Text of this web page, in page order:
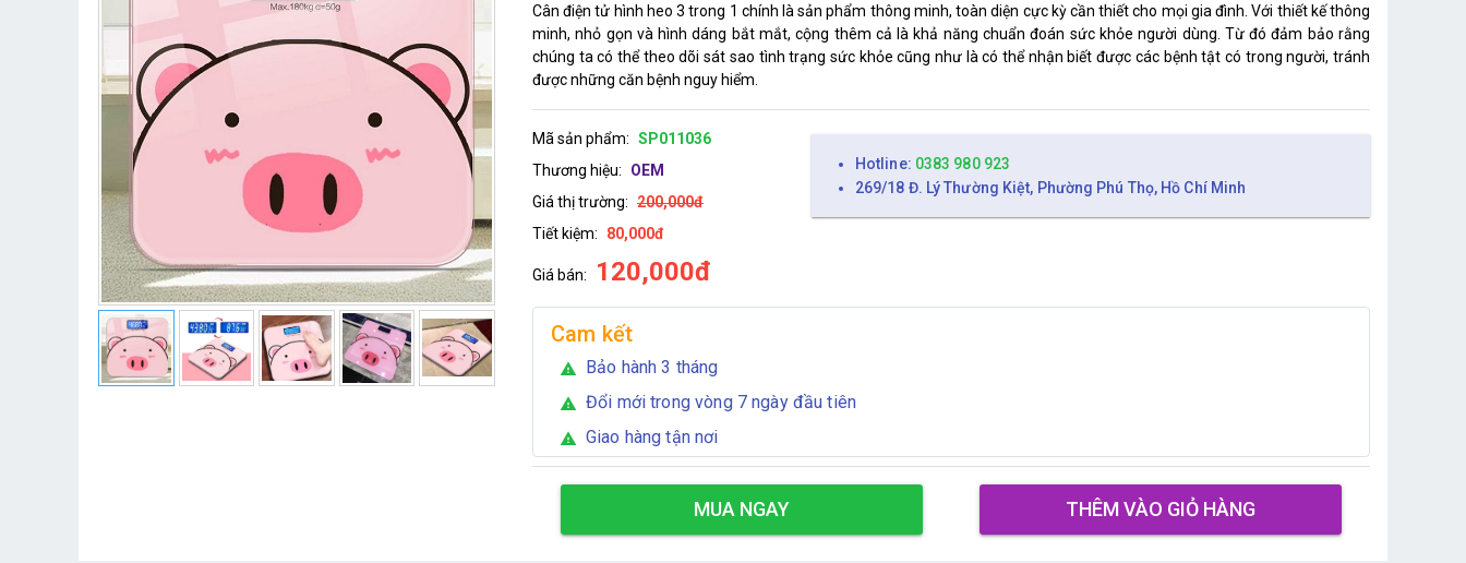
Cân điện tử hình heo 3 trong 1 chính là sản phẩm thông minh, toàn diện cực kỳ cần thiết cho mọi gia đình. Với thiết kế thông
minh, nhỏ gọn và hình dáng bắt mắt, cộng thêm cả là khả năng chuẩn đoán sức khỏe người dùng. Từ đó đảm bảo rằng
chúng ta có thể theo dõi sát sao tình trạng sức khỏe cũng như là có thể nhận biết được các bệnh tật có trong người, tránh
được những căn bệnh nguy hiểm.
Mã sản phẩm: SP011036
Thương hiệu:
OEM
Giá thị trường: 200,000đ
Tiết kiệm:
80,000đ
Giá bán: 120,000đ
Hotline: 0383 980 923
269/18 Đ. Lý Thường Kiệt, Phường Phú Thọ, Hồ Chí Minh
Cam kết
warning Bảo hành 3 tháng
warning Đổi mới trong vòng 7 ngày đầu tiên
warning Giao hàng tận nơi
MUA NGAY THÊM VÀO GIỎ HÀNG